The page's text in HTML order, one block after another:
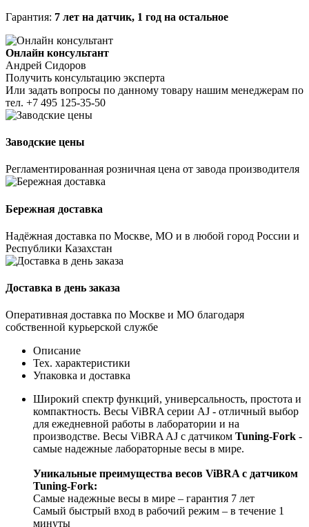
Гарантия: 7 лет на датчик, 1 год на остальное
Онлайн консультант
Андрей Сидоров
Получить консультацию эксперта
Или задать вопросы по данному товару нашим менеджерам по
тел. +7 495 125-35-50
Заводские цены
Регламентированная розничная цена от завода производителя
Бережная доставка
Надёжная доставка по Москве, МО и в любой город России и
Республики Казахстан
Доставка в день заказа
Оперативная доставка по Москве и МО благодаря
собственной курьерской службе
Описание
Тех. характеристики
Упаковка и доставка
Широкий спектр функций, универсальность, простота и
компактность. Весы ViBRA серии AJ - отличный выбор
для ежедневной работы в лаборатории и на
производстве. Весы ViBRA AJ с датчиком Tuning-Fork -
самые надежные лабораторные весы в мире.
Уникальные преимущества весов ViBRA с датчиком
Tuning-Fork:
Самые надежные весы в мире – гарантия 7 лет
Самый быстрый вход в рабочий режим – в течение 1
минуты